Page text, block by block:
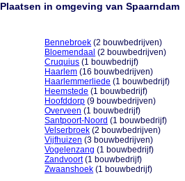
Plaatsen in omgeving van Spaarndam
Bennebroek (2 bouwbedrijven)
Bloemendaal (2 bouwbedrijven)
Cruquius (1 bouwbedrijf)
Haarlem (16 bouwbedrijven)
Haarlemmerliede (1 bouwbedrijf)
Heemstede (1 bouwbedrijf)
Hoofddorp (9 bouwbedrijven)
Overveen (1 bouwbedrijf)
Santpoort-Noord (1 bouwbedrijf)
Velserbroek (2 bouwbedrijven)
Vijfhuizen (3 bouwbedrijven)
Vogelenzang (1 bouwbedrijf)
Zandvoort(1 bouwbedrijf)
Zwaanshoek (1 bouwbedrijf)